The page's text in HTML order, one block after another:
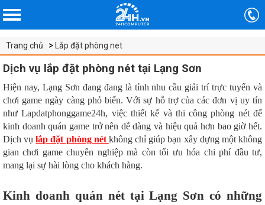
Trang chủ Lắp đặt phòng net
Dịch vụ lắp đặt phòng nét tại Lạng Sơn
Hiện nay, Lạng Sơn đang đang là tỉnh nhu cầu giải trí trực tuyến và
chơi game ngày càng phỏ biến. Với sự hỗ trợ của các đơn vị uy tín
như Lapdatphonggame24h, việc thiết kế và thi công phòng nét để
kinh doanh quán game trở nên dễ dàng và hiệu quả hơn bao giờ hết.
Dịch vụlắp đặt phòng nét không chỉ giúp bạn xây dựng một không
gian chơi game chuyên nghiệp mà còn tối ưu hóa chi phí đầu tư,
mang lại sự hài lòng cho khách hàng.
Kinh doanh quán nét tại Lạng Sơn có những